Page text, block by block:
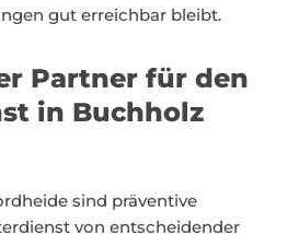
gut erreichbar bleibt.
Partner für den
in Buchholz
sind präventive
von entscheidender